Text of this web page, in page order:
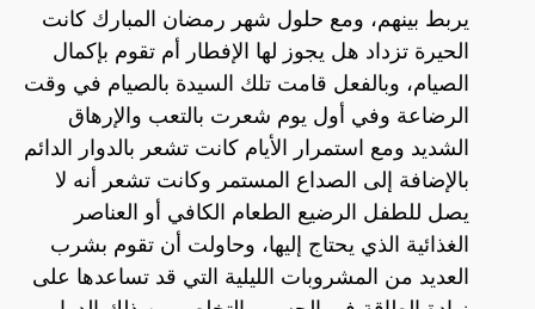
يربط بينهم، ومع حلول شهر رمضان المبارك كانت
الحيرة تزداد هل يجوز لها الإفطار أم تقوم بإكمال
الصيام، وبالفعل قامت تلك السيدة بالصيام في وقت
الرضاعة وفي أول يوم شعرت بالتعب والإرهاق
الشديد ومع استمرار الأيام كانت تشعر بالدوار الدائم
بالإضافة إلى الصداع المستمر وكانت تشعر أنه لا
يصل للطفل الرضيع الطعام الكافي أو العناصر
الغذائية الذي يحتاج إليها، وحاولت أن تقوم بشرب
العديد من المشروبات الليلية التي قد تساعدها على